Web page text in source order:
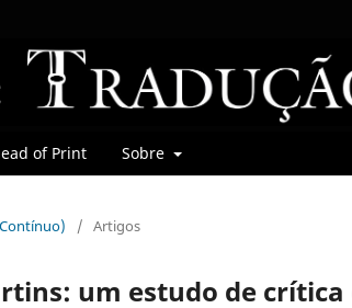
of Print Sobre
/ Artigos
um estudo de crítica